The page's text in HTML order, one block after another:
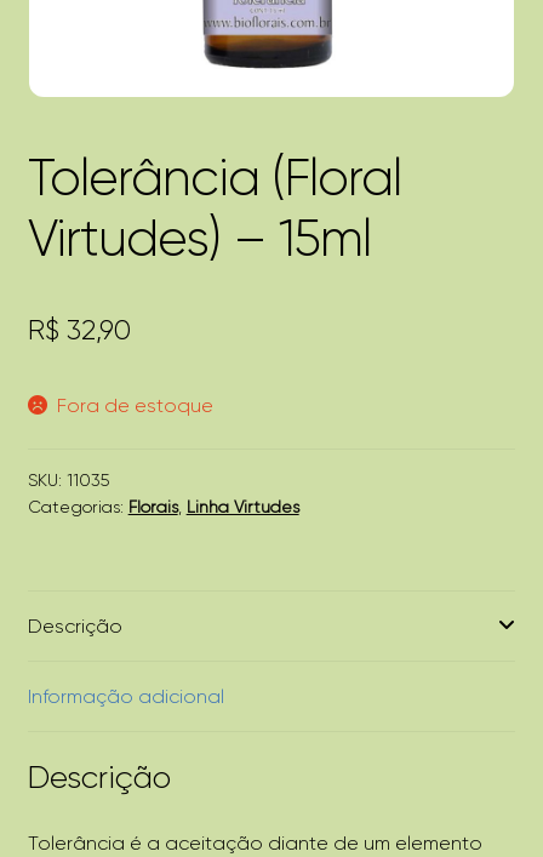
Tolerância (Floral
Virtudes) – 15ml
R$ 32,90
Fora de estoque
SKU: 11035
Categorias: Florais, Linha Virtudes
Descrição
Informação adicional
Descrição
Tolerância é a aceitação diante de um elemento